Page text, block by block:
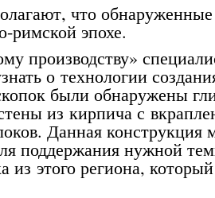
что
римской эпохе.
производству»
о технологии
были обнаружены
из кирпича с
Данная конструкция
поддержания нужной
из этого региона,